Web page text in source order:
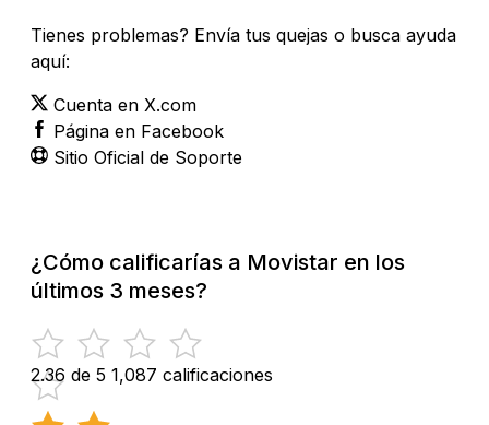
Tienes problemas? Envía tus quejas o busca ayuda
aquí:
Cuenta en X.com
Página en Facebook
Sitio Oficial de Soporte
¿Cómo calificarías a Movistar en los
últimos 3 meses?
2.36 de 5 1,087 calificaciones